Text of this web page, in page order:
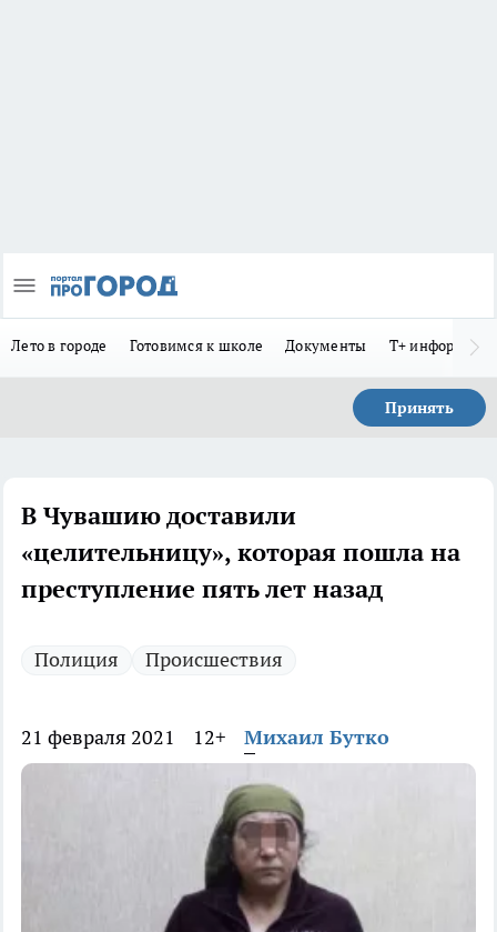
Лето в городе Готовимся к школе Документы Т+
Принять
В Чувашию доставили
«целительницу», которая пошла на
преступление пять лет назад
Полиция Происшествия
21 февраля 2021 12+ Михаил Бутко